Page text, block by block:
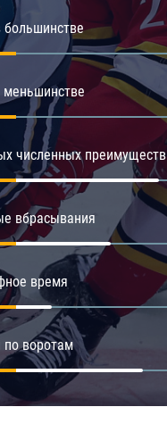
численных преимуществ
вбрасывания
время
по воротам